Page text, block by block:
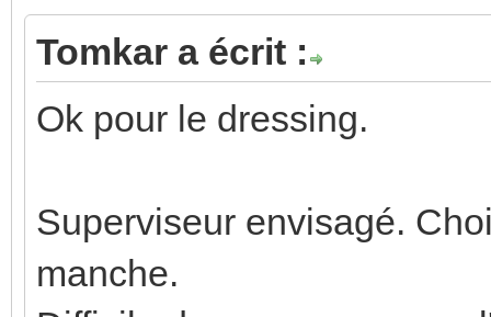
Tomkar a écrit :
Ok pour le dressing.
Superviseur envisagé.
manche.